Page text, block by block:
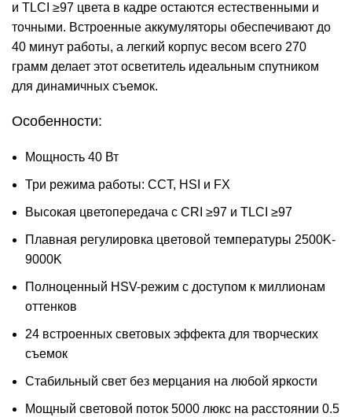
и TLCI ≥97 цвета в кадре остаются естественными и
точными. Встроенные аккумуляторы обеспечивают до
40 минут работы, а легкий корпус весом всего 270
грамм делает этот осветитель идеальным спутником
для динамичных съемок.
Особенности:
Мощность 40 Вт
Три режима работы: CCT, HSI и FX
Высокая цветопередача с CRI ≥97 и TLCI ≥97
Плавная регулировка цветовой температуры 2500K-
9000K
Полноценный HSV-режим с доступом к миллионам
оттенков
24 встроенных световых эффекта для творческих
съемок
Стабильный свет без мерцания на любой яркости
Мощный световой поток 5000 люкс на расстоянии 0.5